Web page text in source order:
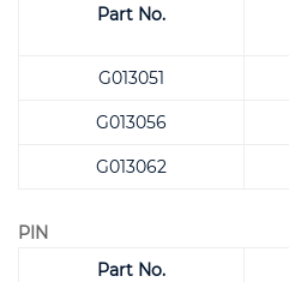
Part No.
G013051
G013056
G013062
PIN
Part No.